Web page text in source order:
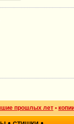
прошлых лет •